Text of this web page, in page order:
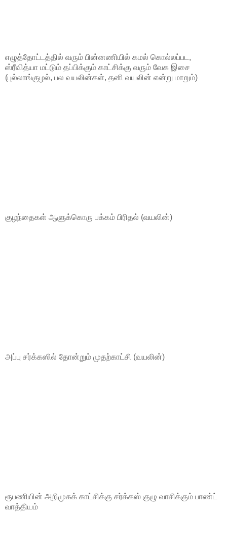
எழுத்தோட்டத்தில் வரும் பின்னணியில் கமல் கொல்லப்பட,
ஸ்ரீவித்யா மட்டும் தப்பிக்கும் காட்சிக்கு வரும் வேக இசை
(புல்லாங்குழல், பல வயலின்கள், தனி வயலின் என்று மாறும்)
குழந்தைகள் ஆளுக்கொரு பக்கம் பிரிதல் (வயலின்)
அப்பு சர்க்கஸில் தோன்றும் முதற்காட்சி (வயலின்)
ரூபணியின் அறிமுகக் காட்சிக்கு சர்க்கஸ் குழு வாசிக்கும் பாண்ட்
வாத்தியம்